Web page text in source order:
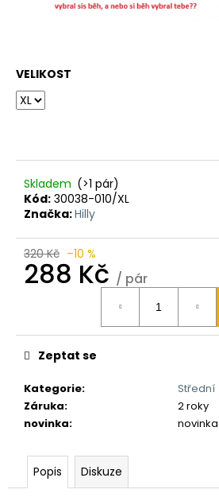
VELIKOST
Skladem (>1 pár)
Kód: 30038-010/XL
Značka:Hilly
320 Kč –10 %
288 Kč / pár
Kategorie:
Střední
Záruka:
2 roky
novinka: novinka
Zeptat se
Popis Diskuze